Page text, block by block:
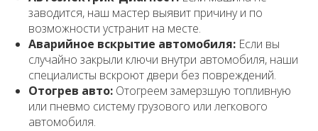
заводится, наш мастер выявит причину и по
возможности устранит на месте.
Аварийное вскрытие автомобиля: Если вы
случайно закрыли ключи внутри автомобиля, наши
специалисты вскроют двери без повреждений.
Отогрев авто: Отогреем замерзшую топливную
или пневмо систему грузового или легкового
автомобиля.